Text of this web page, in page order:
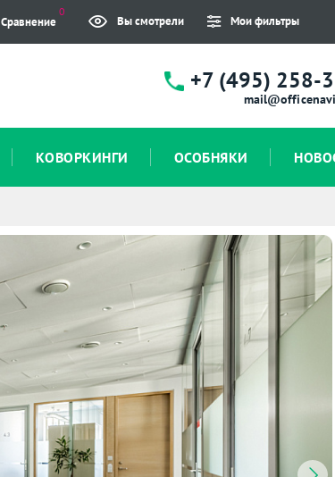
Сравнение
0
Вы смотрели Мои фильтры
+7 (495) 258-
КОВОРКИНГИ ОСОБНЯКИ